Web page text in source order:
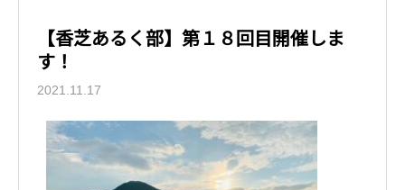
【香芝あるく部】第１８回目開催しま
す！
2021.11.17